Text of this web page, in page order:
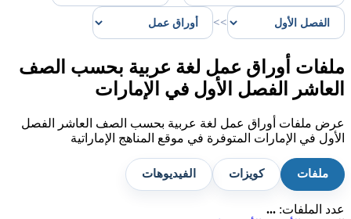
>>
ملفات أوراق عمل لغة عربية بحسب الصف
العاشر الفصل الأول في الإمارات
عرض ملفات أوراق عمل لغة عربية بحسب الصف العاشر الفصل
الأول في الإمارات المتوفرة في موقع المناهج الإماراتية
ملفات كويزات الفيديوهات
عدد الملفات: ...